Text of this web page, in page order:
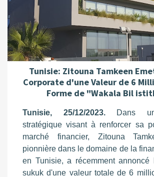
Tunisie: Zitouna Tamkeen
Corporate d'une Valeur de 6
Forme de "Wakala Bil
Tunisie, 25/12/2023.
Dans
stratégique visant à renforcer sa
marché financier, Zitouna
pionnière dans le domaine de la
en Tunisie, a récemment annoncé
sukuk d'une valeur totale de 6